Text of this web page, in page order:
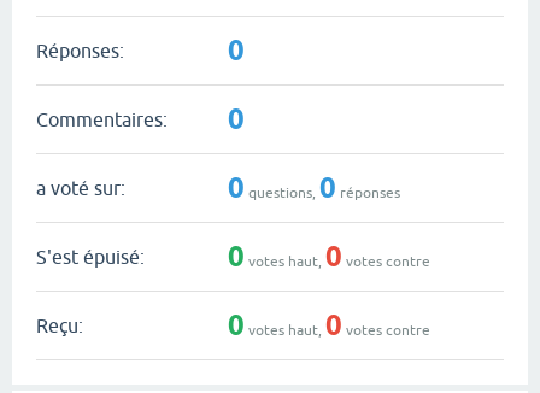
Réponses: 0
Commentaires: 0
a voté sur: 0 questions, 0 réponses
S'est épuisé: 0 votes haut, 0 votes contre
Reçu: 0 votes haut, 0 votes contre